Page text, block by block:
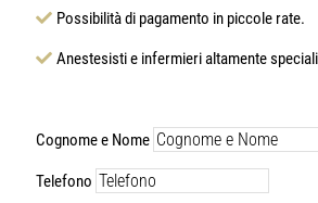
Possibilità di pagamento in piccole rate.
Anestesisti e infermieri altamente
Cognome e Nome
Telefono